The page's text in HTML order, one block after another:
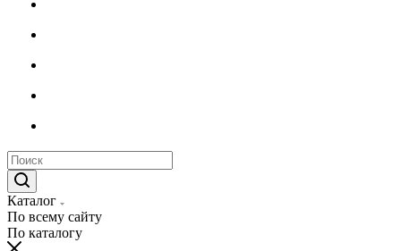
Каталог
По всему сайту
По каталогу